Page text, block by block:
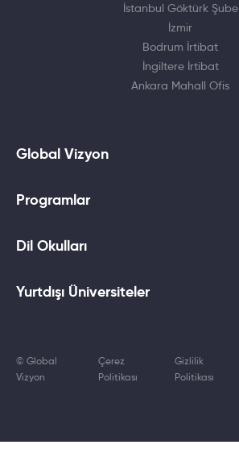
İstanbul Göktürk Şube
İzmir
Bodrum İrtibat
İngiltere İrtibat
Ankara Mahall Ofis
Global Vizyon
Programlar
Dil Okulları
Yurtdışı Üniversiteler
© Global
Vizyon
Çerez
Politikası
Gizlilik
Politikası